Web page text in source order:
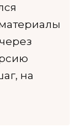
на